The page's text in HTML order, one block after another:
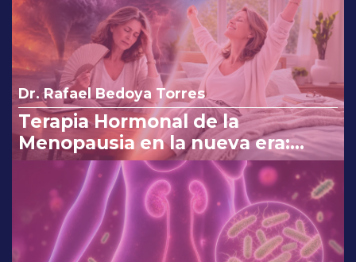
Dr. Rafael Bedoya Torres
Terapia Hormonal de la
Menopausia en la nueva era:
reinterpretando los cambios de
la FDA.